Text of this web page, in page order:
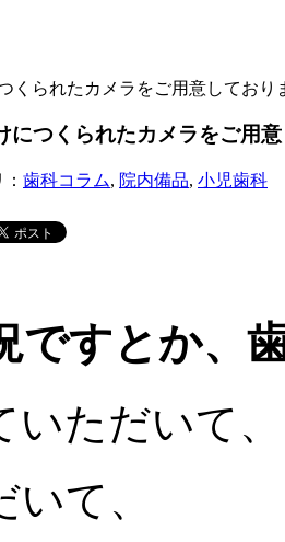
くられたカメラをご用意しており
につくられたカメラをご用
歯科コラム, 院内備品, 小児歯科
ですとか、
ただいて、
て、